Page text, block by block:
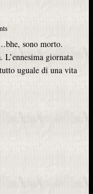
sono morto.
giornata
uguale di una vita